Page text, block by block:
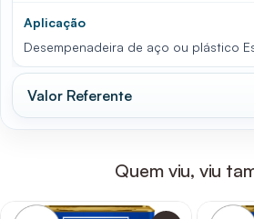
Aplicação
Desempenadeira de aço ou plástico
Valor Referente
Quem viu, viu